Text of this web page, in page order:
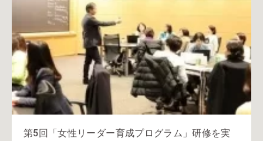
第5回「女性リーダー育成プログラム」研修を実